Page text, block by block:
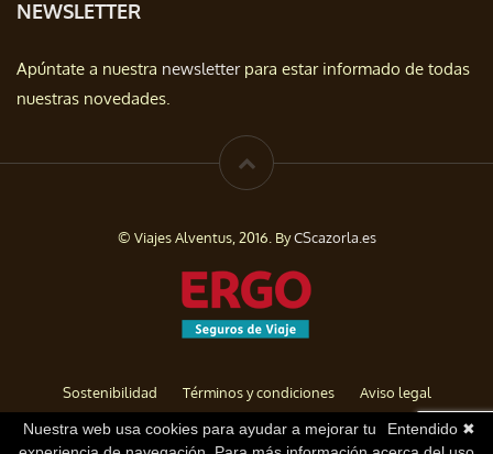
NEWSLETTER
Apúntate a nuestra newsletterpara estar informado de todas
nuestras novedades.
© Viajes Alventus, 2016. ByCScazorla.es
Sostenibilidad Términos y condiciones
Aviso legal
Política de privacidad
Cookies Baja de Newsletter
Entendido ✖
Nuestra web usa cookies para ayudar a mejorar tu